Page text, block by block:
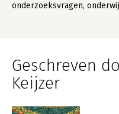
onderzoeksvragen,
Geschreven
Keijzer